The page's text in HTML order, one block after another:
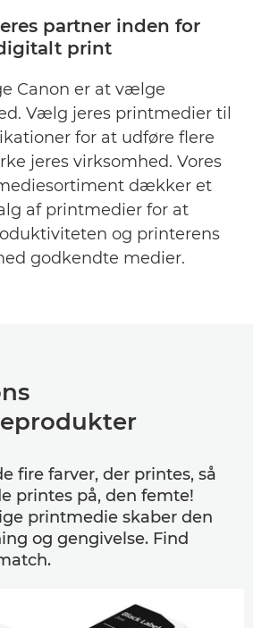
partner inden for
print
Canon er at vælge
Vælg jeres printmedier til
for at udføre flere
jeres virksomhed. Vores
dækker et
af printmedier for at
og printerens
godkendte medier.
fire farver, der printes, så
printes på, den femte!
printmedie skaber den
og gengivelse. Find